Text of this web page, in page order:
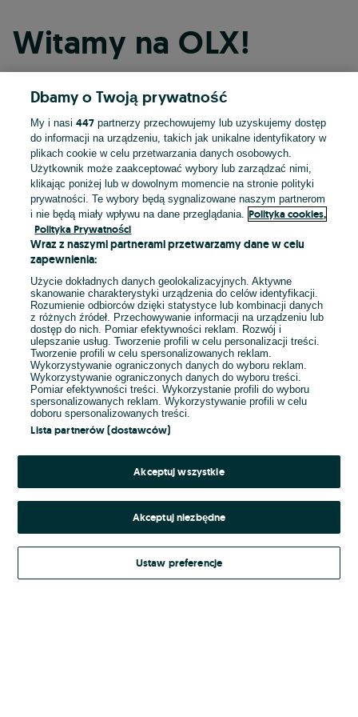
Witamy na OLX!
Kontynuuj przez Facebooka
Kontynuuj przez konto Apple
Kontynuuj przez konto Google
LUB
E-mail
Hasło
Kontynuując za pośrednictwem jednego z dostawców wskazanych powyżej,
Regulamin serwisu OLX.pl w jego aktualnym brzmieniu.
Dbamy o Twoją prywatność
My i nasi447 partnerzy przechowujemy lub uzyskujemy dostęp
do informacji na urządzeniu, takich jak unikalne identyfikatory w
plikach cookie w celu przetwarzania danych osobowych.
Użytkownik może zaakceptować wybory lub zarządzać nimi,
klikając poniżej lub w dowolnym momencie na stronie polityki
prywatności. Te wybory będą sygnalizowane naszym partnerom
i nie będą miały wpływu na dane przeglądania.
Polityka cookies,
Polityka Prywatności
Wraz z naszymi partnerami przetwarzamy dane w celu
zapewnienia:
Użycie dokładnych danych geolokalizacyjnych. Aktywne
skanowanie charakterystyki urządzenia do celów identyfikacji.
Rozumienie odbiorców dzięki statystyce lub kombinacji danych
z różnych źródeł. Przechowywanie informacji na urządzeniu lub
dostęp do nich. Pomiar efektywności reklam. Rozwój i
ulepszanie usług. Tworzenie profili w celu personalizacji treści.
Tworzenie profili w celu spersonalizowanych reklam.
Wykorzystywanie ograniczonych danych do wyboru reklam.
Wykorzystywanie ograniczonych danych do wyboru treści.
Pomiar efektywności treści. Wykorzystanie profili do wyboru
spersonalizowanych reklam. Wykorzystywanie profili w celu
doboru spersonalizowanych treści.
Lista partnerów (dostawców)
Akceptuj wszystkie
Akceptuj niezbędne
Ustaw preferencje